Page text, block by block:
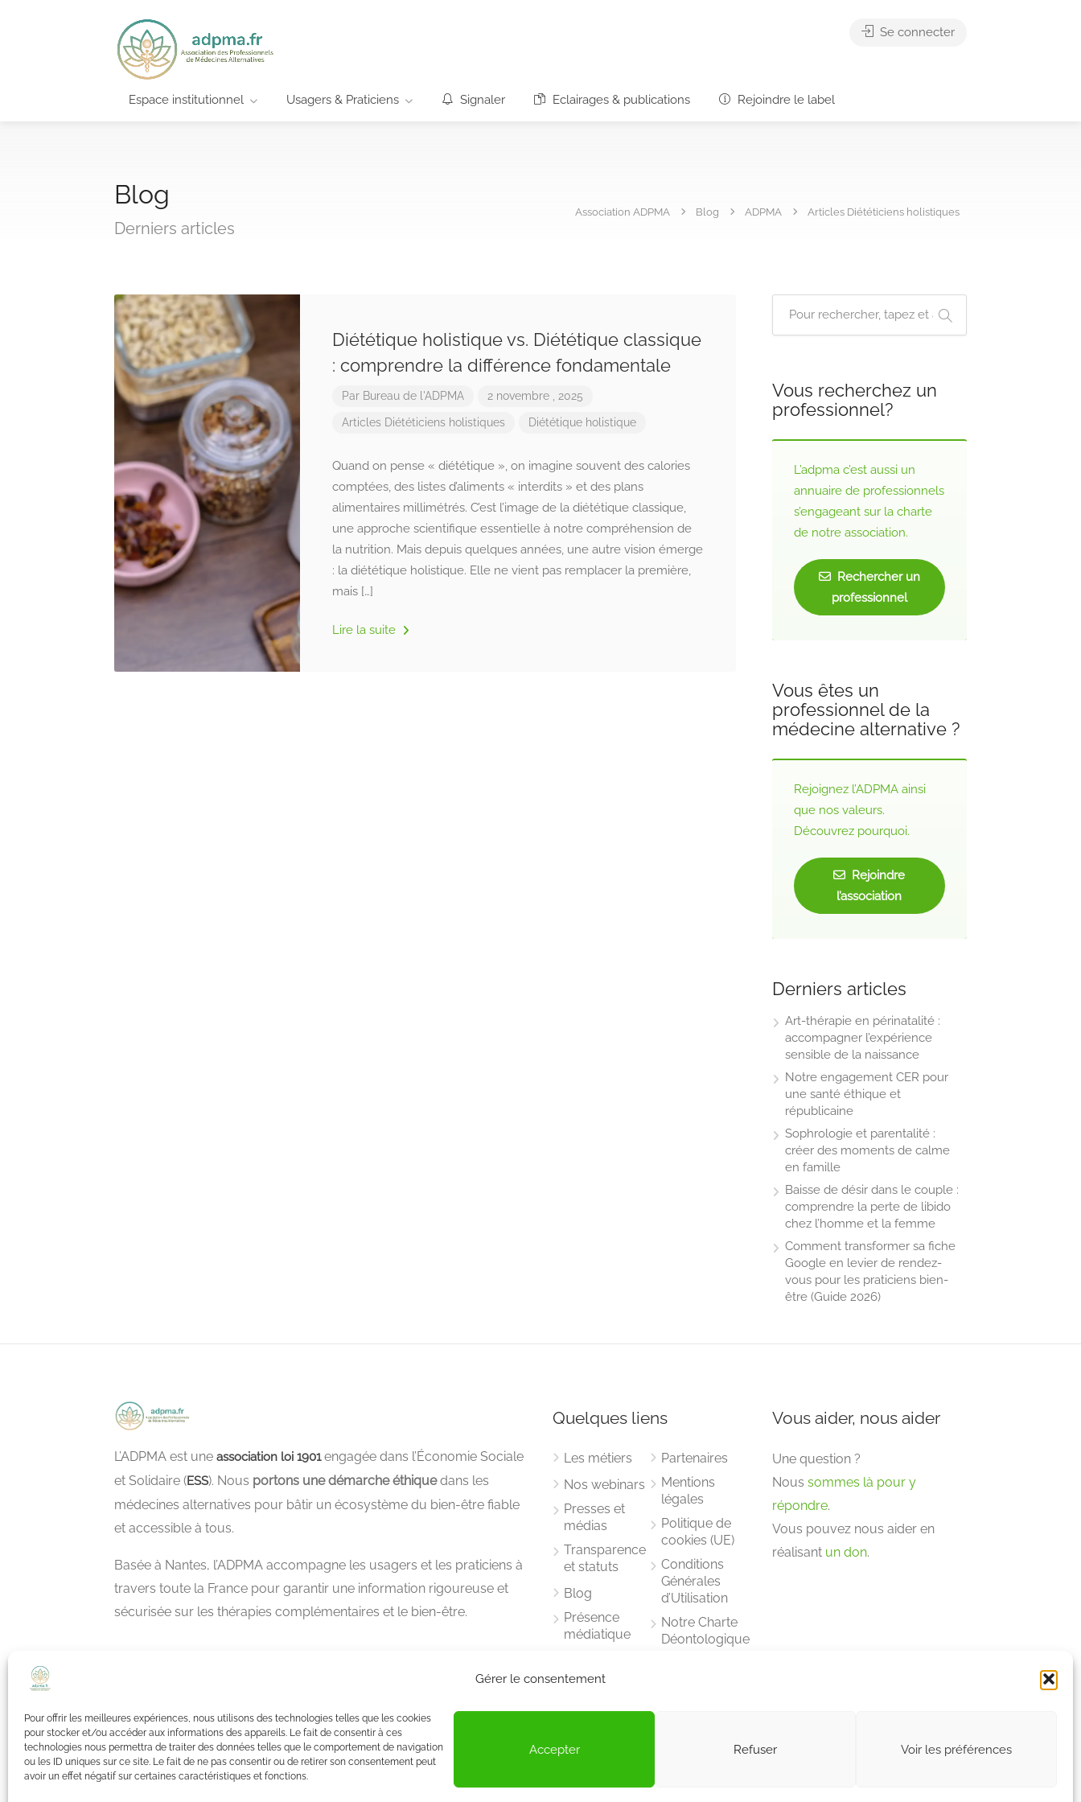
Gérer le consentement
Pour offrir les meilleures expériences, nous utilisons des technologies telles que les cookies
pour stocker et/ou accéder aux informations des appareils. Le fait de consentir à ces
technologies nous permettra de traiter des données telles que le comportement de navigation
ou les ID uniques sur ce site. Le fait de ne pas consentir ou de retirer son consentement peut
avoir un effet négatif sur certaines caractéristiques et fonctions.
Accepter Refuser Voir les préférences
Espace institutionnel Usagers & Praticiens Signaler Eclairages & publications Rejoindre le label
Se connecter
Blog
Derniers articles
Association ADPMA Blog ADPMA Articles Diététiciens holistiques
Diététique holistique vs. Diététique classique
: comprendre la différence fondamentale
Par Bureau de l'ADPMA 2 novembre , 2025
Articles Diététiciens holistiques Diététique holistique
Quand on pense « diététique », on imagine souvent des calories
comptées, des listes d’aliments « interdits » et des plans
alimentaires millimétrés. C’est l’image de la diététique classique,
une approche scientifique essentielle à notre compréhension de
la nutrition. Mais depuis quelques années, une autre vision émerge
: la diététique holistique. Elle ne vient pas remplacer la première,
mais […]
Lire la suite
Vous recherchez un
professionnel?
L’adpma c’est aussi un
annuaire de professionnels
s’engageant sur la charte
de notre association.
Rechercher un
professionnel
Vous êtes un
professionnel de la
médecine alternative ?
Rejoignez l’ADPMA ainsi
que nos valeurs.
Découvrez pourquoi.
Rejoindre
l’association
Derniers articles
Art-thérapie en périnatalité :
accompagner l’expérience
sensible de la naissance
Notre engagement CER pour
une santé éthique et
républicaine
Sophrologie et parentalité :
créer des moments de calme
en famille
Baisse de désir dans le couple :
comprendre la perte de libido
chez l’homme et la femme
Comment transformer sa fiche
Google en levier de rendez-
vous pour les praticiens bien-
être (Guide 2026)
L’ADPMA est une association loi 1901engagée dans l’Économie Sociale
et Solidaire (ESS). Nous portons une démarche éthiquedans les
médecines alternatives pour bâtir un écosystème du bien-être fiable
et accessible à tous.
Basée à Nantes, l’ADPMA accompagne les usagers et les praticiens à
travers toute la France pour garantir une information rigoureuse et
sécurisée sur les thérapies complémentaires et le bien-être.
Quelques liens
Les métiers
Nos webinars
Presses et
médias
Transparence
et statuts
Blog
Présence
médiatique
éthique
Partenaires
Mentions
légales
Politique de
cookies (UE)
Conditions
Générales
d’Utilisation
Notre Charte
Déontologique
Vous aider, nous aider
Une question ?
Nous sommes là pour y
répondre.
Vous pouvez nous aider en
réalisant un don.
© All Rights Reserved.